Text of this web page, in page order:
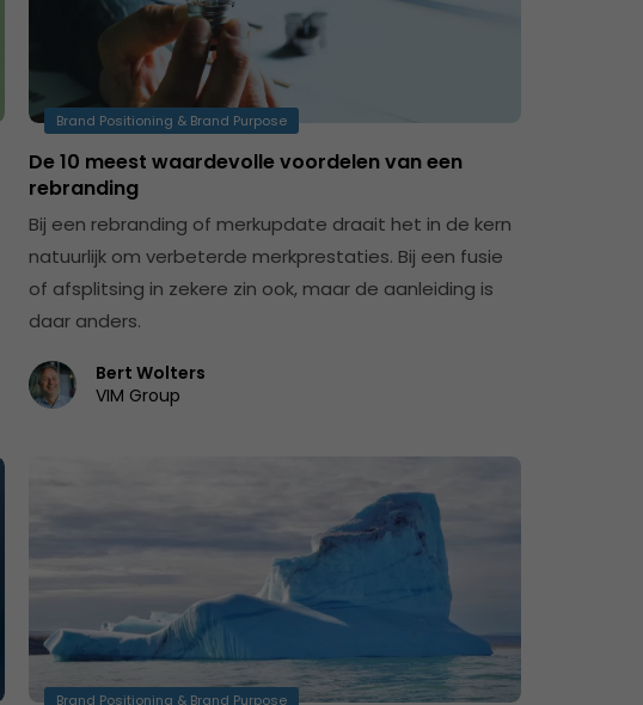
Brand Positioning & Brand Purpose
De 10 meest waardevolle voordelen van een
rebranding
Bij een rebranding of merkupdate draait het in de kern
natuurlijk om verbeterde merkprestaties. Bij een fusie
of afsplitsing in zekere zin ook, maar de aanleiding is
daar anders.
Bert Wolters
VIM Group
Brand Positioning & Brand Purpose